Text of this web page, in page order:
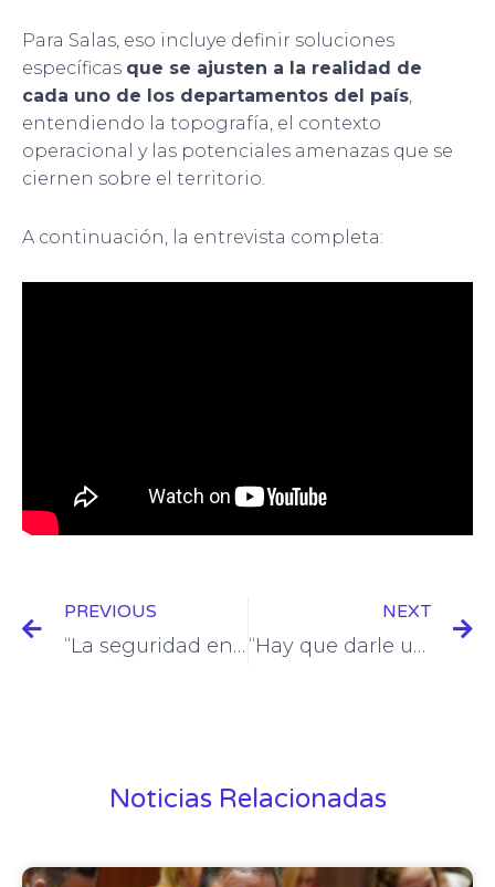
Para Salas, eso incluye definir soluciones
específicas que se ajusten a la realidad de
cada uno de los departamentos del país
entendiendo la topografía, el contexto
operacional y las potenciales amenazas que se
ciernen sobre el territorio.
A continuación, la entrevista completa:
PREVIOUS
“La seguridad en el país ha retrocedido 30 años”: Adriana Matiz
NEXT
“Hay que darle una garantía a las comunidades de que la justicia opera”: Diego Quintero
Noticias Relacionadas